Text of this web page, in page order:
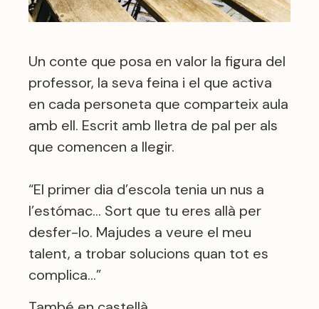
Un conte que posa en valor la figura del
professor, la seva feina i el que activa
en cada personeta que comparteix aula
amb ell. Escrit amb lletra de pal per als
que comencen a llegir.
“El primer dia d’escola tenia un nus a
l’estómac… Sort que tu eres allà per
desfer-lo. Majudes a veure el meu
talent, a trobar solucions quan tot es
complica…”